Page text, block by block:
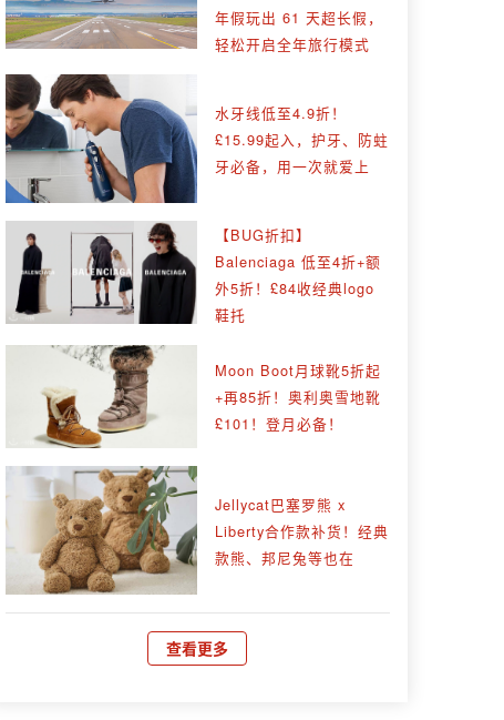
年假玩出 61 天超长假，
轻松开启全年旅行模式
水牙线低至4.9折！
£15.99起入，护牙、防蛀
牙必备，用一次就爱上
【BUG折扣】
Balenciaga 低至4折+额
外5折！£84收经典logo
鞋托
Moon Boot月球靴5折起
+再85折！奥利奥雪地靴
£101！登月必备！
Jellycat巴塞罗熊 x
Liberty合作款补货！经典
款熊、邦尼兔等也在
查看更多